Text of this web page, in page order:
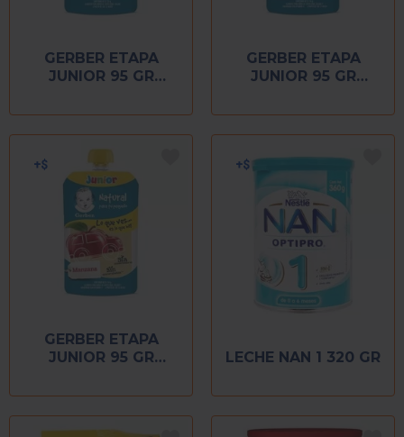
GERBER ETAPA
JUNIOR 95 GR
GERBER ETAPA
JUNIOR 95 GR
GERBER ETAPA
JUNIOR 95 GR
LECHE NAN 1 320 GR